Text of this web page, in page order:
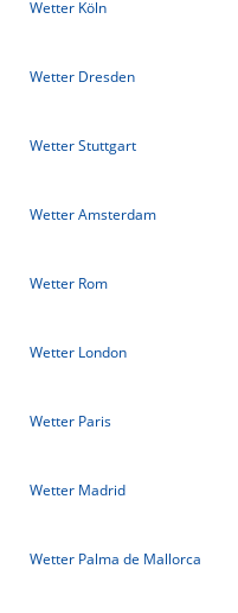
Wetter Köln
Wetter Dresden
Wetter Stuttgart
Wetter Amsterdam
Wetter Rom
Wetter London
Wetter Paris
Wetter Madrid
Wetter Palma de Mallorca